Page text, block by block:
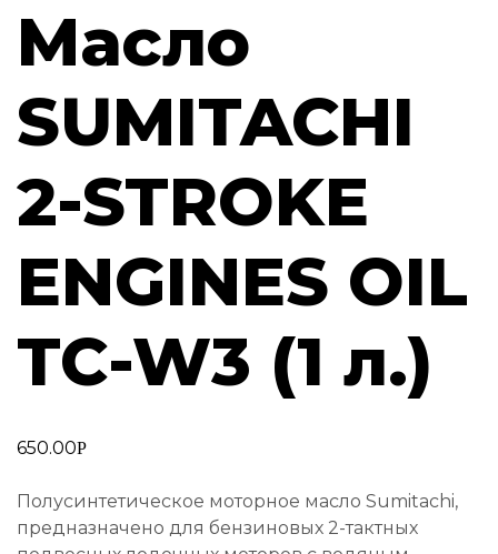
Масло
SUMITACHI
2-STROKE
ENGINES OIL
TC-W3 (1 л.)
650.00Р
Полусинтетическое моторное масло Sumitachi,
предназначено для бензиновых 2-тактных